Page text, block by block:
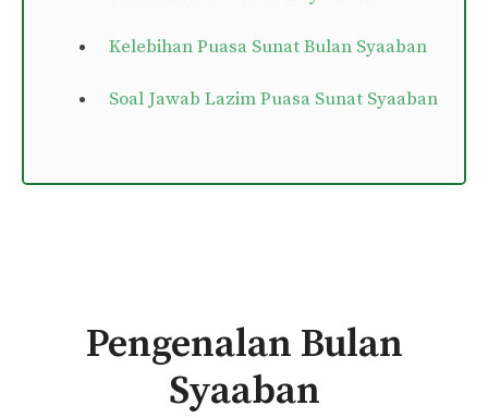
Kelebihan Puasa Sunat Bulan Syaaban
Soal Jawab Lazim Puasa Sunat Syaaban
Pengenalan Bulan
Syaaban